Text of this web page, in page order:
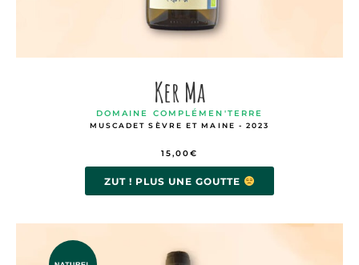
Ker Ma
DOMAINE COMPLÉMEN'TERRE
MUSCADET SÈVRE ET MAINE - 2023
15,00€
ZUT ! PLUS UNE GOUTTE